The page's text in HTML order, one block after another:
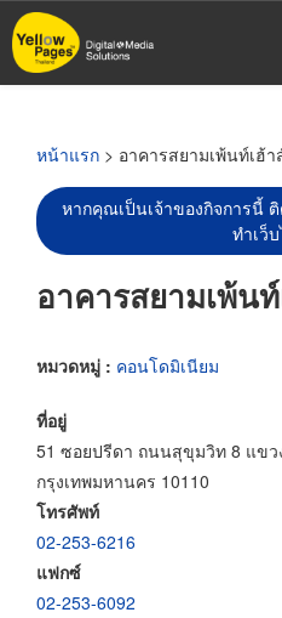
ข้าม
ไป
หน้าแรก > อาคารสยามเพ้นท์เฮ้า
หากคุณเป็นเจ้าของกิจการนี้
ทำเว็
อาคารสยามเพ้นท์
หมวดหมู่ : คอนโดมิเนียม
ที่อยู่
51 ซอยปรีดา ถนนสุขุมวิท 8 แขว
กรุงเทพมหานคร 10110
โทรศัพท์
02-253-6216
แฟกซ์
02-253-6092